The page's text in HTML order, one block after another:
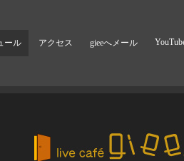
ール アクセス gieeへメール